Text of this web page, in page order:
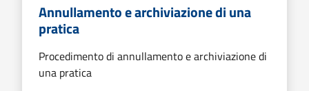
Annullamento e archiviazione di una
pratica
Procedimento di annullamento e archiviazione di
una pratica